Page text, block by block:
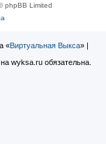
phpBB Limited
«Виртуальная Выкса» |
wyksa.ru обязательна.